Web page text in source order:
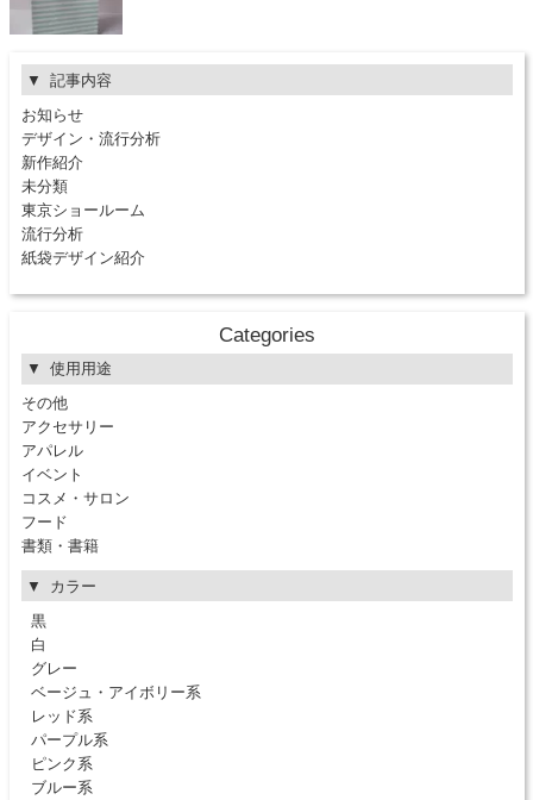
記事内容
お知らせ
デザイン・流行分析
新作紹介
未分類
東京ショールーム
流行分析
紙袋デザイン紹介
Categories
使用用途
その他
アクセサリー
アパレル
イベント
コスメ・サロン
フード
書類・書籍
カラー
黒
白
グレー
ベージュ・アイボリー系
レッド系
パープル系
ピンク系
ブルー系